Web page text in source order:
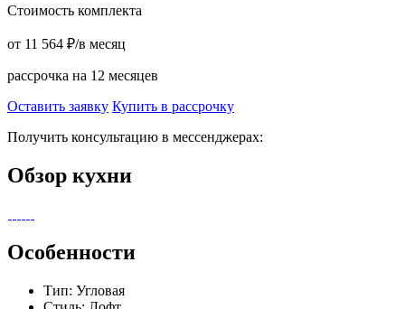
Стоимость комплекта
от 11 564 ₽/в месяц
рассрочка на 12 месяцев
Оставить заявку Купить в рассрочку
Получить консультацию в мессенджерах:
Обзор кухни
Особенности
Тип: Угловая